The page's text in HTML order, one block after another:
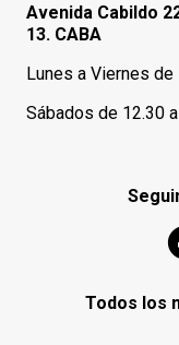
Avenida Cabildo
13. CABA
Lunes a Viernes de
Sábados de 12.30
Todos los